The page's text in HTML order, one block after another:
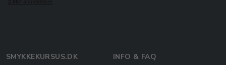
SMYKKEKURSUS.DK INFO & FAQ